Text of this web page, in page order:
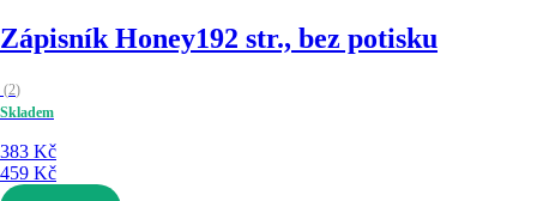
Zápisník Honey192 str., bez potisku
(2)
Skladem
383 Kč
459 Kč